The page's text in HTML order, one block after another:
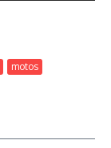
motos